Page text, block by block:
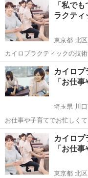
「私で
ラクテ
東京都 北区
カイロプラクティックの技
職先をしようか。 期待と同時に湧いてくる不安を解消するために、 一
日丸々使って、体験します。 ■体験の一日の流
東京 北区 カイロ
カイロプ
「お仕
埼玉県 川
お仕事や子育てでお忙しく
開業経験のある講師陣から
られる技術と知識をマイペースで修得
★実技 整体 ボディケア...
埼玉 川口市 カイロ
カイロプ
「お仕
東京都 北区